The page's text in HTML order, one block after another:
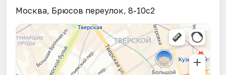
Москва, Брюсов переулок, 8-10с2